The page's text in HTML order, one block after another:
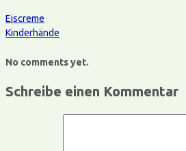
Eiscreme
Kinderhände
No comments yet.
Schreibe einen Kommentar